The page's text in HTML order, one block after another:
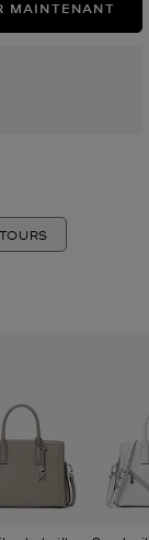
MAINTENANT